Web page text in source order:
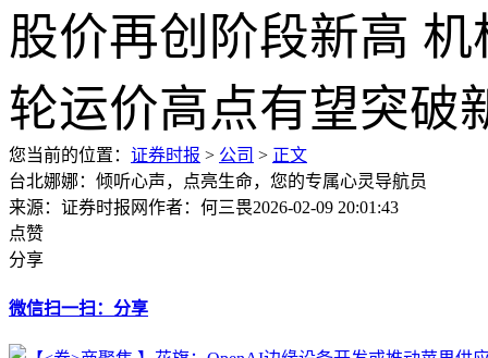
您当前的位置： 证券时报 > 公司 > 正文
台北娜娜：倾听心声，点亮生命，您的专属心灵导航员
来源：证券时报网作者：何三畏2026-02-09 20:01:43
点赞
分享
微信扫一扫：分享